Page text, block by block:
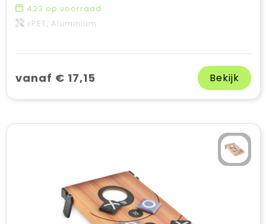
423 op voorraad
rPET, Aluminium
vanaf € 17,15 Bekijk